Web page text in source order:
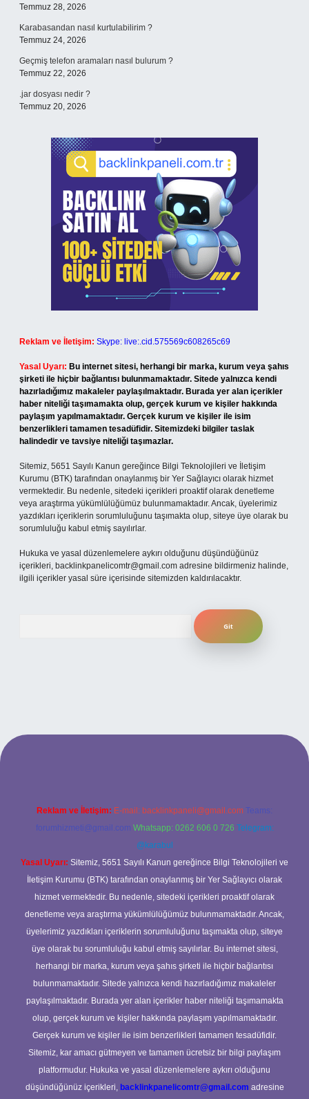
Temmuz 28, 2026
Karabasandan nasıl kurtulabilirim ?
Temmuz 24, 2026
Geçmiş telefon aramaları nasıl bulurum ?
Temmuz 22, 2026
.jar dosyası nedir ?
Temmuz 20, 2026
Reklam ve İletişim: Skype: live:.cid.575569c608265c69
Yasal Uyarı: Bu internet sitesi, herhangi bir marka, kurum veya şahıs
şirketi ile hiçbir bağlantısı bulunmamaktadır. Sitede yalnızca kendi
hazırladığımız makaleler paylaşılmaktadır. Burada yer alan içerikler
haber niteliği taşımamakta olup, gerçek kurum ve kişiler hakkında
paylaşım yapılmamaktadır. Gerçek kurum ve kişiler ile isim
benzerlikleri tamamen tesadüfidir. Sitemizdeki bilgiler taslak
halindedir ve tavsiye niteliği taşımazlar.
Sitemiz, 5651 Sayılı Kanun gereğince Bilgi Teknolojileri ve İletişim
Kurumu (BTK) tarafından onaylanmış bir Yer Sağlayıcı olarak hizmet
vermektedir. Bu nedenle, sitedeki içerikleri proaktif olarak denetleme
veya araştırma yükümlülüğümüz bulunmamaktadır. Ancak, üyelerimiz
yazdıkları içeriklerin sorumluluğunu taşımakta olup, siteye üye olarak bu
sorumluluğu kabul etmiş sayılırlar.
Hukuka ve yasal düzenlemelere aykırı olduğunu düşündüğünüz
içerikleri, backlinkpanelicomtr@gmail.com adresine bildirmeniz halinde,
ilgili içerikler yasal süre içerisinde sitemizden kaldırılacaktır.
yeni giriş adresi
Reklam ve İletişim: E-mail: backlinkpaneli@gmail.com Teams:
forumhizmeti@gmail.com Whatsapp: 0262 606 0 726 Telegram:
@karabul
Yasal Uyarı: Sitemiz, 5651 Sayılı Kanun gereğince Bilgi Teknolojileri ve
İletişim Kurumu (BTK) tarafından onaylanmış bir Yer Sağlayıcı olarak
hizmet vermektedir. Bu nedenle, sitedeki içerikleri proaktif olarak
denetleme veya araştırma yükümlülüğümüz bulunmamaktadır. Ancak,
üyelerimiz yazdıkları içeriklerin sorumluluğunu taşımakta olup, siteye
üye olarak bu sorumluluğu kabul etmiş sayılırlar. Bu internet sitesi,
herhangi bir marka, kurum veya şahıs şirketi ile hiçbir bağlantısı
bulunmamaktadır. Sitede yalnızca kendi hazırladığımız makaleler
paylaşılmaktadır. Burada yer alan içerikler haber niteliği taşımamakta
olup, gerçek kurum ve kişiler hakkında paylaşım yapılmamaktadır.
Gerçek kurum ve kişiler ile isim benzerlikleri tamamen tesadüfidir.
Sitemiz, kar amacı gütmeyen ve tamamen ücretsiz bir bilgi paylaşım
platformudur. Hukuka ve yasal düzenlemelere aykırı olduğunu
düşündüğünüz içerikleri, backlinkpanelicomtr@gmail.com adresine